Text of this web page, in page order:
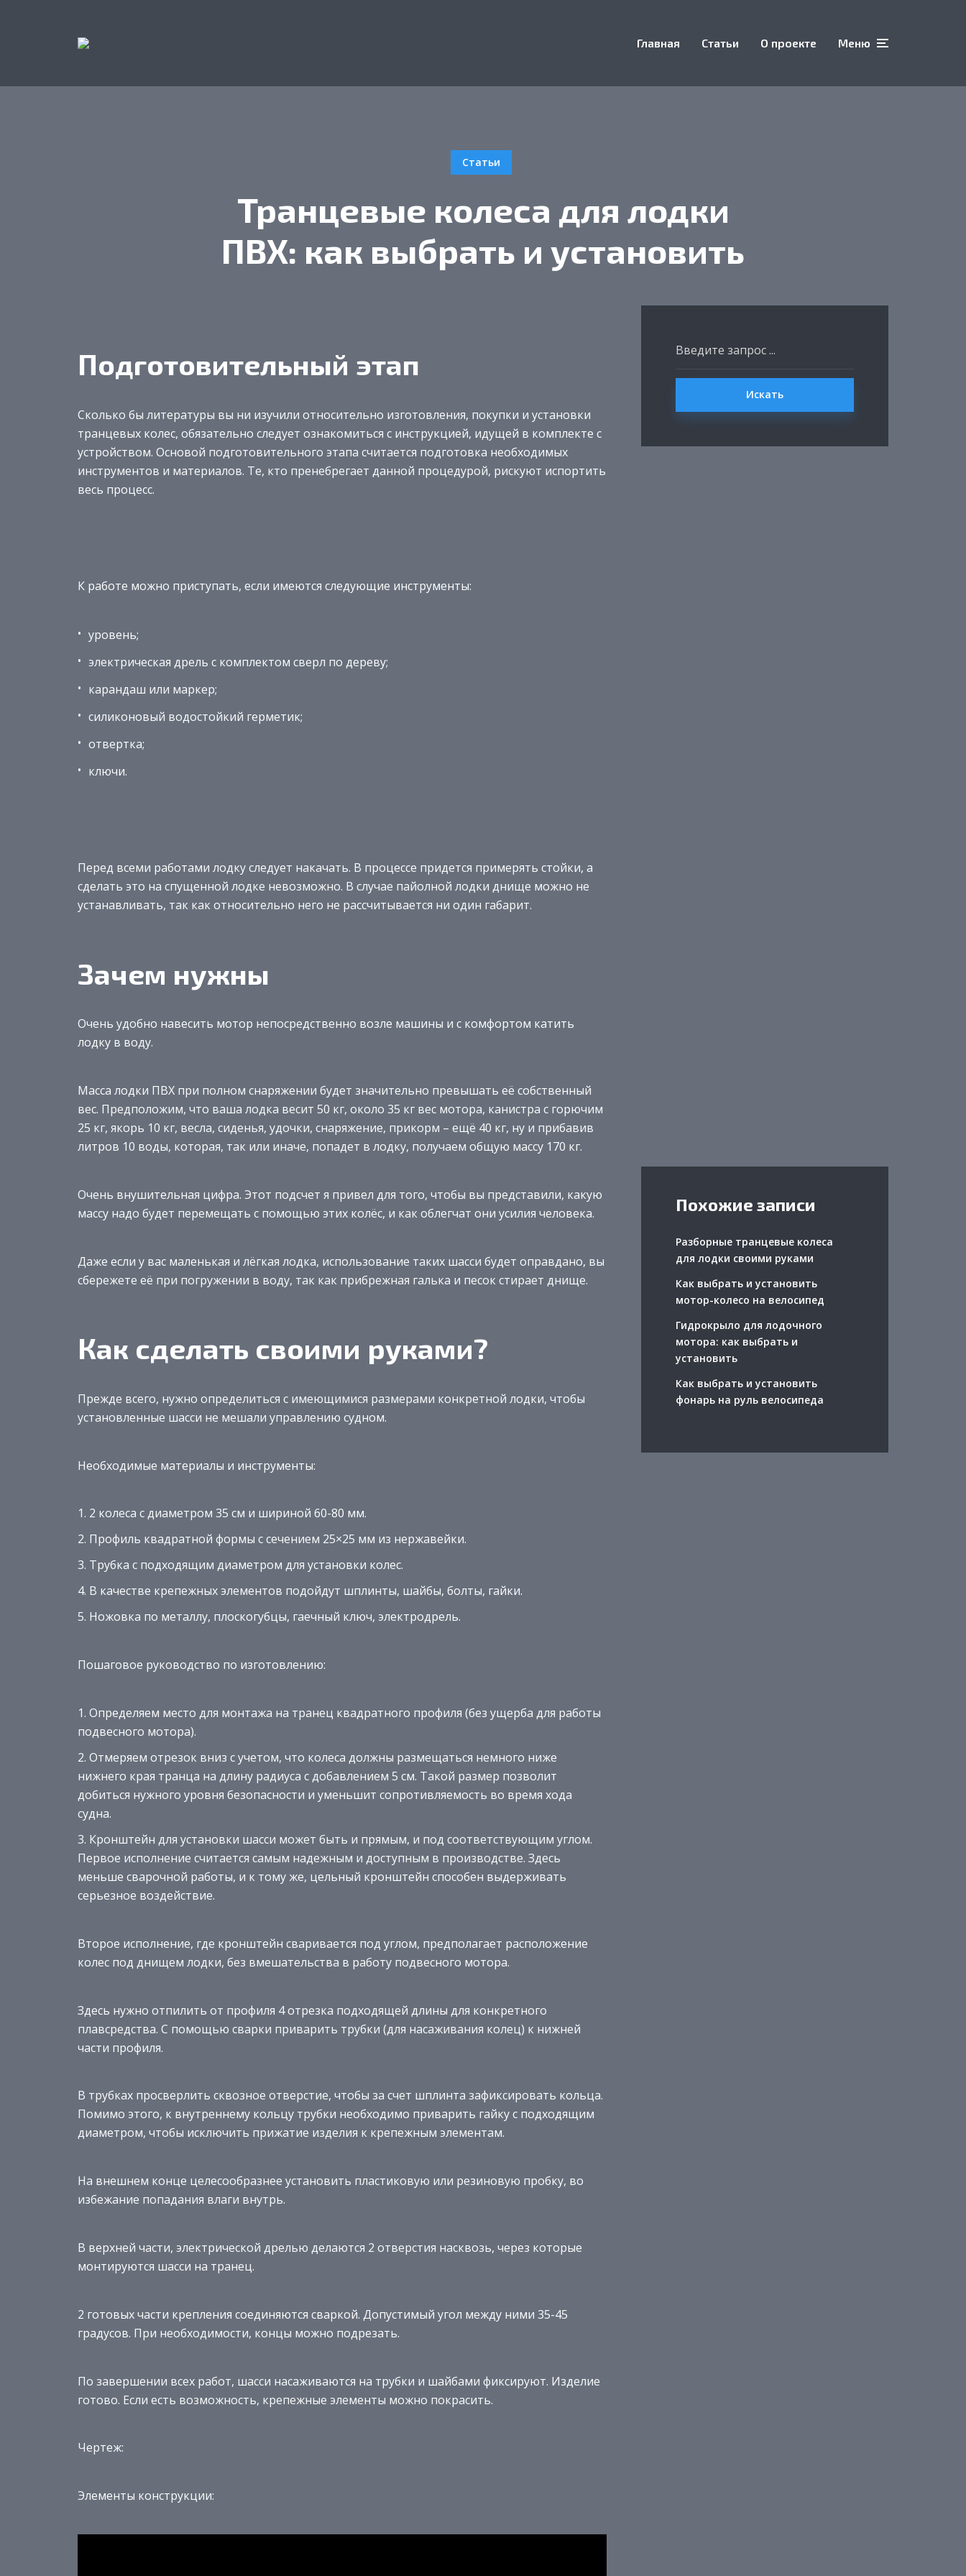
Главная Статьи О проекте Меню
Статьи
Транцевые колеса для лодки
ПВХ: как выбрать и установить
Подготовительный этап
Сколько бы литературы вы ни изучили относительно изготовления, покупки и установки
транцевых колес, обязательно следует ознакомиться с инструкцией, идущей в комплекте с
устройством. Основой подготовительного этапа считается подготовка необходимых
инструментов и материалов. Те, кто пренебрегает данной процедурой, рискуют испортить
весь процесс.
К работе можно приступать, если имеются следующие инструменты:
уровень;
электрическая дрель с комплектом сверл по дереву;
карандаш или маркер;
силиконовый водостойкий герметик;
отвертка;
ключи.
Перед всеми работами лодку следует накачать. В процессе придется примерять стойки, а
сделать это на спущенной лодке невозможно. В случае пайолной лодки днище можно не
устанавливать, так как относительно него не рассчитывается ни один габарит.
Зачем нужны
Очень удобно навесить мотор непосредственно возле машины и с комфортом катить
лодку в воду.
Масса лодки ПВХ при полном снаряжении будет значительно превышать её собственный
вес. Предположим, что ваша лодка весит 50 кг, около 35 кг вес мотора, канистра с горючим
25 кг, якорь 10 кг, весла, сиденья, удочки, снаряжение, прикорм – ещё 40 кг, ну и прибавив
литров 10 воды, которая, так или иначе, попадет в лодку, получаем общую массу 170 кг.
Очень внушительная цифра. Этот подсчет я привел для того, чтобы вы представили, какую
массу надо будет перемещать с помощью этих колёс, и как облегчат они усилия человека.
Даже если у вас маленькая и лёгкая лодка, использование таких шасси будет оправдано, вы
сбережете её при погружении в воду, так как прибрежная галька и песок стирает днище.
Как сделать своими руками?
Прежде всего, нужно определиться с имеющимися размерами конкретной лодки, чтобы
установленные шасси не мешали управлению судном.
Необходимые материалы и инструменты:
2 колеса с диаметром 35 см и шириной 60-80 мм.
Профиль квадратной формы с сечением 25×25 мм из нержавейки.
Трубка с подходящим диаметром для установки колес.
В качестве крепежных элементов подойдут шплинты, шайбы, болты, гайки.
Ножовка по металлу, плоскогубцы, гаечный ключ, электродрель.
Пошаговое руководство по изготовлению:
Определяем место для монтажа на транец квадратного профиля (без ущерба для работы
подвесного мотора).
Отмеряем отрезок вниз с учетом, что колеса должны размещаться немного ниже
нижнего края транца на длину радиуса с добавлением 5 см. Такой размер позволит
добиться нужного уровня безопасности и уменьшит сопротивляемость во время хода
судна.
Кронштейн для установки шасси может быть и прямым, и под соответствующим углом.
Первое исполнение считается самым надежным и доступным в производстве. Здесь
меньше сварочной работы, и к тому же, цельный кронштейн способен выдерживать
серьезное воздействие.
Второе исполнение, где кронштейн сваривается под углом, предполагает расположение
колес под днищем лодки, без вмешательства в работу подвесного мотора.
Здесь нужно отпилить от профиля 4 отрезка подходящей длины для конкретного
плавсредства. С помощью сварки приварить трубки (для насаживания колец) к нижней
части профиля.
В трубках просверлить сквозное отверстие, чтобы за счет шплинта зафиксировать кольца.
Помимо этого, к внутреннему кольцу трубки необходимо приварить гайку с подходящим
диаметром, чтобы исключить прижатие изделия к крепежным элементам.
На внешнем конце целесообразнее установить пластиковую или резиновую пробку, во
избежание попадания влаги внутрь.
В верхней части, электрической дрелью делаются 2 отверстия насквозь, через которые
монтируются шасси на транец.
2 готовых части крепления соединяются сваркой. Допустимый угол между ними 35-45
градусов. При необходимости, концы можно подрезать.
По завершении всех работ, шасси насаживаются на трубки и шайбами фиксируют. Изделие
готово. Если есть возможность, крепежные элементы можно покрасить.
Чертеж:
Элементы конструкции:
Искать
Похожие записи
Разборные транцевые колеса
для лодки своими руками
Как выбрать и установить
мотор-колесо на велосипед
Гидрокрыло для лодочного
мотора: как выбрать и
установить
Как выбрать и установить
фонарь на руль велосипеда